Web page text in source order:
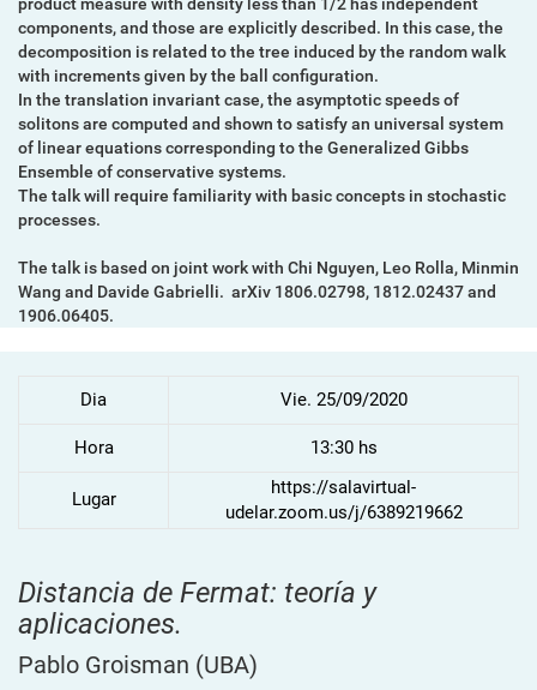
components, and those are explicitly described. In this case, the
decomposition is related to the tree induced by the random walk
with increments given by the ball configuration.
In the translation invariant case, the asymptotic speeds of
solitons are computed and shown to satisfy an universal system
of linear equations corresponding to the Generalized Gibbs
Ensemble of conservative systems.
The talk will require familiarity with basic concepts in stochastic
processes.
The talk is based on joint work with Chi Nguyen, Leo Rolla, Minmin
Wang and Davide Gabrielli. arXiv 1806.02798, 1812.02437 and
1906.06405.
Dia Vie. 25/09/2020
Hora 13:30 hs
Lugar
https://salavirtual-
udelar.zoom.us/j/6389219662
Distancia de Fermat: teoría y
aplicaciones.
Pablo Groisman (UBA)